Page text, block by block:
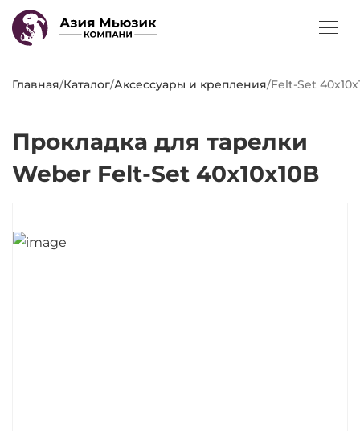
Главная/Каталог/Аксессуары и крепления/Felt-Set
Прокладка для тарелки
Weber Felt-Set 40x10x10B